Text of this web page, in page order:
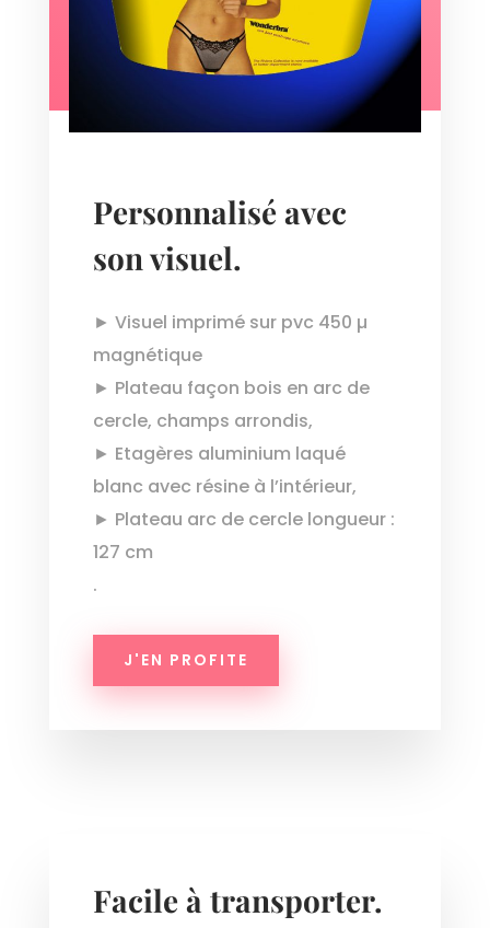
Personnalisé avec
son visuel.
► Visuel imprimé sur pvc 450 µ
magnétique
► Plateau façon bois en arc de
cercle, champs arrondis,
► Etagères aluminium laqué
blanc avec résine à l’intérieur,
► Plateau arc de cercle longueur :
127 cm
.
J'EN PROFITE
Facile à transporter.